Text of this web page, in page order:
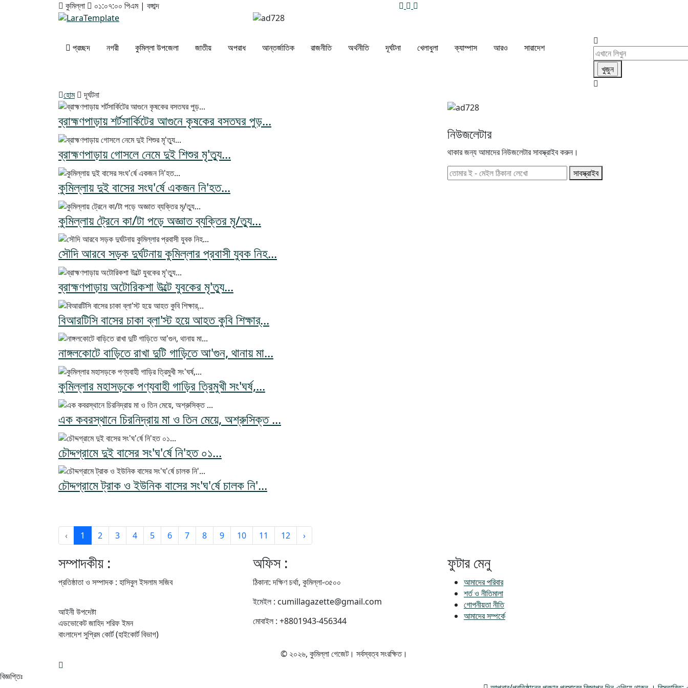
কুমিল্লা ০১:০৭:০১ পিএম| বঙ্গাব্দ
প্রচ্ছদ নগরী কুমিল্লা উপজেলা জাতীয় অপরাধ আন্তর্জাতিক রাজনীতি অর্থনীতি দূর্ঘটনা খেলাধুলা ক্যাম্পাস আরও সারাদেশ
হোম দূর্ঘটনা
ব্রাহ্মণপাড়ায় শর্টসার্কিটের আগুনে কৃষকের বসতঘর পুড়...
ব্রাহ্মণপাড়ায় গোসলে নেমে দুই শিশুর মৃ'ত্যু...
কুমিল্লায় দুই বাসের সংঘ'র্ষে একজন নি'হত...
কুমিল্লায় ট্রেনে কা/টা পড়ে অজ্ঞাত ব্যক্তির মৃ/ত্যু...
সৌদি আরবে সড়ক দুর্ঘটনায় কুমিল্লার প্রবাসী যুবক নিহ...
ব্রাহ্মণপাড়ায় অটোরিকশা উল্টে যুবকের মৃ'ত্যু...
বিআরটিসি বাসের চাকা ব্লা'স্ট হয়ে আহত কুবি শিক্ষার্...
নাঙ্গলকোটে বাড়িতে রাখা দুটি গাড়িতে আ'গুন, থানায় মা...
কুমিল্লার মহাসড়কে পণ্যবাহী গাড়ির ত্রিমুখী সং'ঘর্ষ,...
এক কবরস্থানে চিরনিদ্রায় মা ও তিন মেয়ে, অশ্রুসিক্ত ...
চৌদ্দগ্রামে দুই বাসের সং'ঘ'র্ষে নি'হত ০১...
চৌদ্দগ্রামে ট্রাক ও ইউনিক বাসের সং'ঘ'র্ষে চালক নি'...
‹ 1 2 3 4 5 6 7 8 9 10 11 12 ›
নিউজলেটার
থাকার জন্য আমাদের নিউজলেটার সাবস্ক্রাইব করুন।
সাবস্ক্রাইব
সম্পাদকীয় :
প্রতিষ্ঠাতা ও সম্পাদক : হাসিবুল ইসলাম সজিব
আইনী উপদেষ্টা
এডভোকেট জাহিদ শরিফ ইমন
বাংলাদেশ সুপ্রিম কোর্ট (হাইকোর্ট বিভাগ)
অফিস :
ঠিকানা: দক্ষিণ চর্থা, কুমিল্লা-৩৫০০
ইমেইল : cumillagazette@gmail.com
মোবাইল : +8801943-456344
ফুটার মেনু
আমাদের পরিবার
শর্ত ও নীতিমালা
গোপনীয়তা নীতি
আমাদের সম্পর্কে
© ২০২৬, কুমিল্লা গেজেট। সর্বস্বত্ব সংরক্ষিত।
বিজ্ঞপ্তিঃ